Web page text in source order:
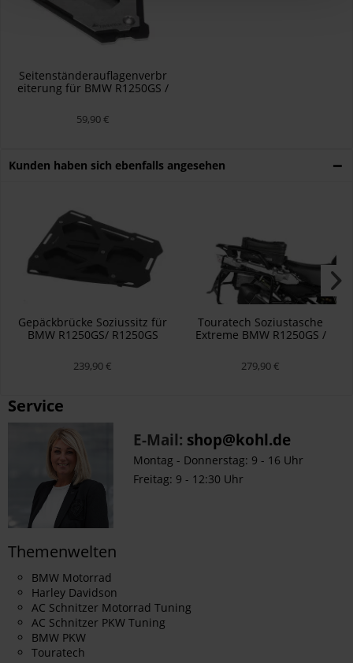
Seitenständerauflagenverbr
eiterung für BMW R1250GS /
Fahrwerk
59,90 €
Kunden haben sich ebenfalls angesehen
Gepäckbrücke Soziussitz für
BMW R1250GS/ R1250GS
2013, schwarz
239,90 €
Touratech Soziustasche
Extreme BMW R1250GS /
279,90 €
Service
E-Mail: shop@kohl.de
Montag - Donnerstag: 9 - 16 Uhr
Freitag: 9 - 12:30 Uhr
Themenwelten
BMW Motorrad
Harley Davidson
AC Schnitzer Motorrad Tuning
AC Schnitzer PKW Tuning
BMW PKW
Touratech